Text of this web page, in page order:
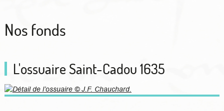
Nos fonds
L'ossuaire Saint-Cadou 1635